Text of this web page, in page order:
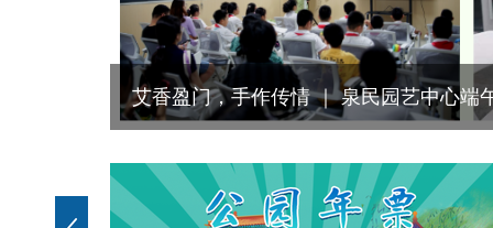
香盈门，手作传情 ｜ 泉民园艺中心端午活动精彩纷呈